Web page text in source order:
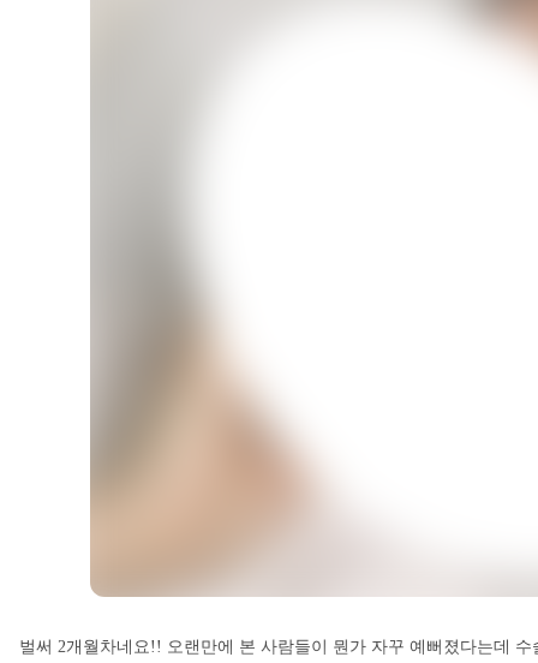
셀카후기 전체 내용은
벌써 2개월차네요!! 오랜만에 본 사람들이 뭔가 자꾸 예뻐졌다는데